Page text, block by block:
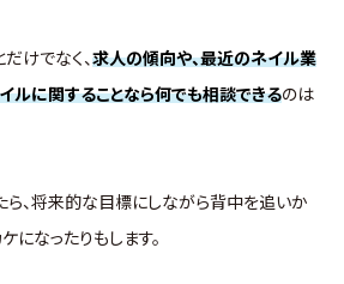
けでなく、求人の傾向や、最近のネイル業
ルに関することなら何でも相談できるのは
、将来的な目標にしながら背中を追いか
になったりもします。